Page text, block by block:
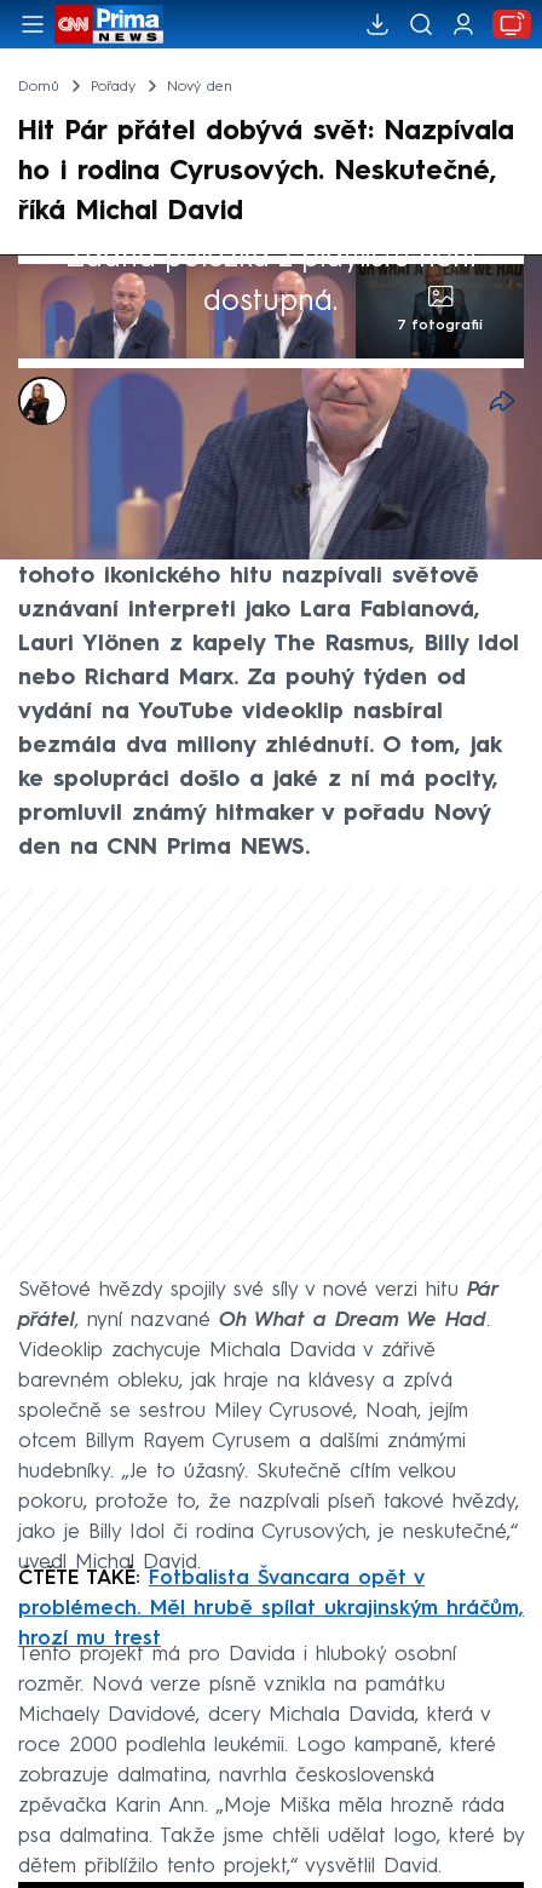
Domů Pořady Nový den
Hit Pár přátel dobývá svět: Nazpívala
ho i rodina Cyrusových. Neskutečné,
říká Michal David
Žádná položka z playlistu není
dostupná.
7 fotografií
Michaela Bartošová
27. bře 2025, 15:43
Píseň Pár přátel zpěváka Michala Davida se
stala oficiální hymnou americké organizace
Prevent Cancer Foundation. Novou verzi
tohoto ikonického hitu nazpívali světově
uznávaní interpreti jako Lara Fabianová,
Lauri Ylönen z kapely The Rasmus, Billy Idol
nebo Richard Marx. Za pouhý týden od
vydání na YouTube videoklip nasbíral
bezmála dva miliony zhlédnutí. O tom, jak
ke spolupráci došlo a jaké z ní má pocity,
promluvil známý hitmaker v pořadu Nový
den na CNN Prima NEWS.
Světové hvězdy spojily své síly v nové verzi hitu Pár
přátel, nyní nazvané Oh What a Dream We Had.
Videoklip zachycuje Michala Davida v zářivě
barevném obleku, jak hraje na klávesy a zpívá
společně se sestrou Miley Cyrusové, Noah, jejím
otcem Billym Rayem Cyrusem a dalšími známými
hudebníky. „Je to úžasný. Skutečně cítím velkou
pokoru, protože to, že nazpívali píseň takové hvězdy,
jako je Billy Idol či rodina Cyrusových, je neskutečné,“
uvedl Michal David.
ČTĚTE TAKÉ:
Fotbalista Švancara opět v
problémech. Měl hrubě spílat ukrajinským hráčům,
hrozí mu trest
Tento projekt má pro Davida i hluboký osobní
rozměr. Nová verze písně vznikla na památku
Michaely Davidové, dcery Michala Davida, která v
roce 2000 podlehla leukémii. Logo kampaně, které
zobrazuje dalmatina, navrhla československá
zpěvačka Karin Ann. „Moje Miška měla hrozně ráda
psa dalmatina. Takže jsme chtěli udělat logo, které by
dětem přiblížilo tento projekt,“ vysvětlil David.